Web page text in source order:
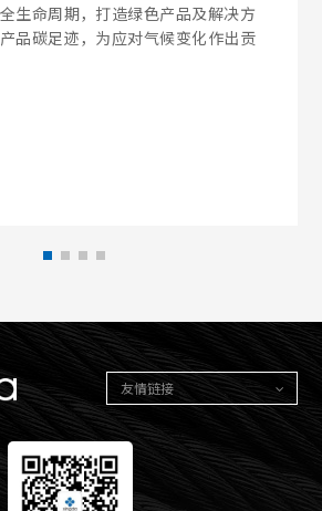
生命周期，打造绿色产品及解决方
品碳足迹，为应对气候变化作出贡
友情链接